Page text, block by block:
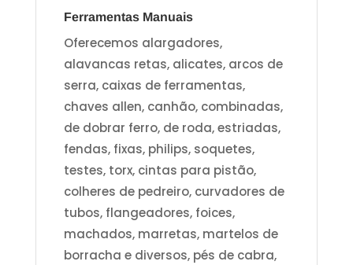
Ferramentas Manuais
Oferecemos alargadores,
alavancas retas, alicates, arcos de
serra, caixas de ferramentas,
chaves allen, canhão, combinadas,
de dobrar ferro, de roda, estriadas,
fendas, fixas, philips, soquetes,
testes, torx, cintas para pistão,
colheres de pedreiro, curvadores de
tubos, flangeadores, foices,
machados, marretas, martelos de
borracha e diversos, pés de cabra,